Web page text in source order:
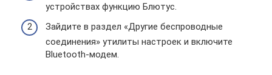
устройствах функцию Блютус.
Зайдите в раздел «Другие беспроводные
соединения» утилиты настроек и включите
Bluetooth-модем.